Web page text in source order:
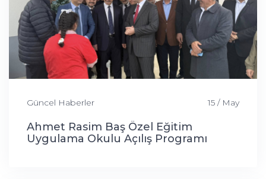
Güncel Haberler 15 / May
Ahmet Rasim Baş Özel Eğitim
Uygulama Okulu Açılış Programı